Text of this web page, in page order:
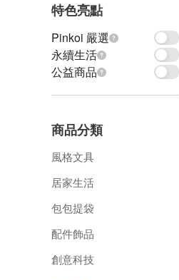
特色亮點
Pinkoi 嚴選
永續生活
公益商品
商品分類
風格文具
居家生活
包包提袋
配件飾品
創意科技